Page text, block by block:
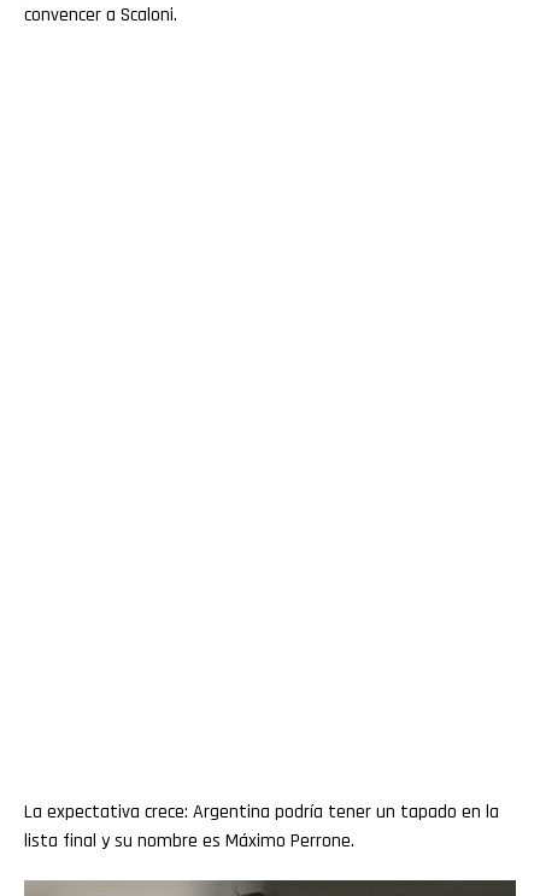
convencer a Scaloni.
La expectativa crece: Argentina podría tener un tapado en la
lista final y su nombre es Máximo Perrone.